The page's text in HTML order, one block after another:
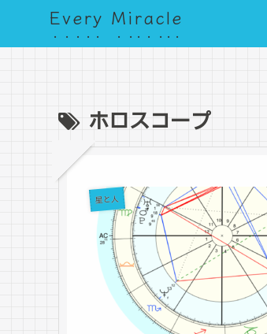
Every Miracle
ホロスコープ
星と人